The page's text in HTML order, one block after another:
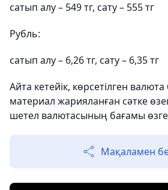
сатып алу – 549 тг, сату – 555 тг
Рубль:
сатып алу – 6,26 тг, сату – 6,35 тг
Айта кетейік, көрсетілген
материал жарияланған сәтке
шетел валютасының бағамы
Мақаламен